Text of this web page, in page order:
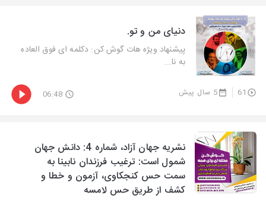
دنیای من و تو.
پیشنهاد ویژه هات گوش كن: دكلمه ای فوق العاده
به نا...
61 5 سال پیش 06:48
نشریه جهان آزاد، شماره 4: دانش جهان
شمول است: ترغیب فرزندان نابینا به
سمت حس کنجکاوی، آزمون و خطا و
کشف از طریق حس لامسه